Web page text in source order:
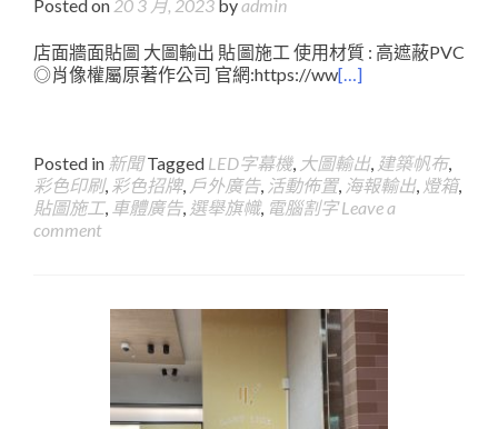
Posted on 20 3 月, 2023 byadmin
店面牆面貼圖 大圖輸出 貼圖施工 使用材質 : 高遮蔽PVC
◎肖像權屬原著作公司 官網:https://ww[…]
Posted in 新聞 Tagged LED字幕機, 大圖輸出, 建築帆布,
彩色印刷, 彩色招牌, 戶外廣告, 活動佈置, 海報輸出, 燈箱,
貼圖施工, 車體廣告, 選舉旗幟, 電腦割字 Leave a
comment